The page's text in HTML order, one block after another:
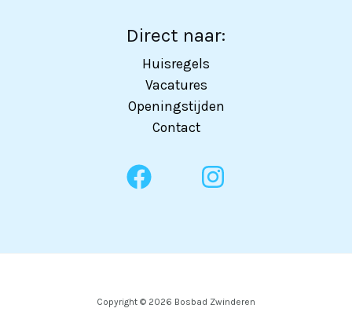
Direct naar:
Huisregels
Vacatures
Openingstijden
Contact
Copyright © 2026 Bosbad Zwinderen